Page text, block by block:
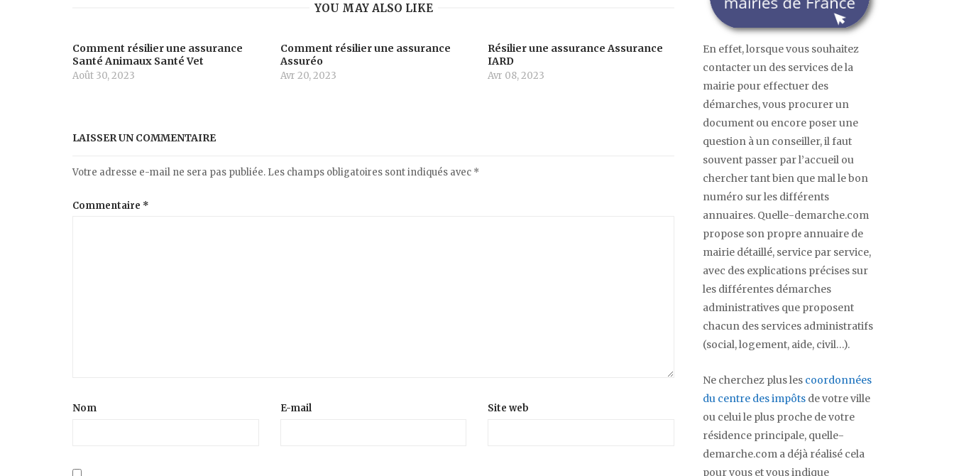
YOU MAY ALSO LIKE
Comment résilier une assurance
Santé Animaux Santé Vet
Août 30, 2023
Comment résilier une assurance
Assuréo
Avr 20, 2023
Résilier une assurance Assurance
IARD
Avr 08, 2023
LAISSER UN COMMENTAIRE
Votre adresse e-mail ne sera pas publiée. Les champs obligatoires sont indiqués avec *
Commentaire *
Nom E-mail Site web
En effet, lorsque vous souhaitez
contacter un des services de la
mairie pour effectuer des
démarches, vous procurer un
document ou encore poser une
question à un conseiller, il faut
souvent passer par l’accueil ou
chercher tant bien que mal le bon
numéro sur les différents
annuaires. Quelle-demarche.com
propose son propre annuaire de
mairie détaillé, service par service,
avec des explications précises sur
les différentes démarches
administratives que proposent
chacun des services administratifs
(social, logement, aide, civil…).
Ne cherchez plus les coordonnées
du centre des impôts de votre ville
ou celui le plus proche de votre
résidence principale, quelle-
demarche.com a déjà réalisé cela
pour vous et vous indique